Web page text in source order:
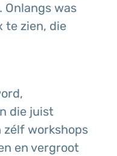
Onlangs was
te zien, die
die juist
zélf workshops
en vergroot